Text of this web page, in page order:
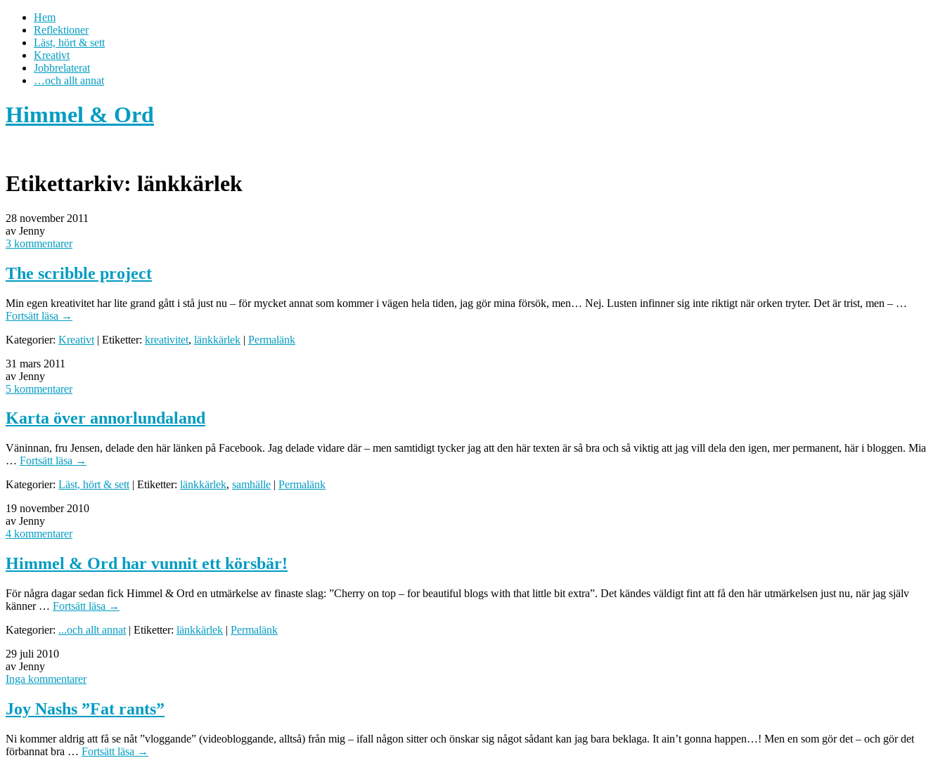
Hem
Reflektioner
Läst, hört & sett
Kreativt
Jobbrelaterat
…och allt annat
Himmel & Ord
Etikettarkiv: länkkärlek
28 november 2011
av Jenny
3 kommentarer
The scribble project
Min egen kreativitet har lite grand gått i stå just nu – för mycket annat som kommer i vägen hela tiden, jag gör mina försök, men… Nej. Lusten infinner sig inte riktigt när orken tryter. Det är trist, men – …
Fortsätt läsa →
Kategorier: Kreativt | Etiketter: kreativitet, länkkärlek | Permalänk
31 mars 2011
av Jenny
5 kommentarer
Karta över annorlundaland
Väninnan, fru Jensen, delade den här länken på Facebook. Jag delade vidare där – men samtidigt tycker jag att den här texten är så bra och så viktig att jag vill dela den igen, mer permanent, här i bloggen. Mia
… Fortsätt läsa →
Kategorier: Läst, hört & sett | Etiketter: länkkärlek, samhälle | Permalänk
19 november 2010
av Jenny
4 kommentarer
Himmel & Ord har vunnit ett körsbär!
För några dagar sedan fick Himmel & Ord en utmärkelse av finaste slag: ”Cherry on top – for beautiful blogs with that little bit extra”. Det kändes väldigt fint att få den här utmärkelsen just nu, när jag själv
känner … Fortsätt läsa →
Kategorier: ...och allt annat | Etiketter: länkkärlek | Permalänk
29 juli 2010
av Jenny
Inga kommentarer
Joy Nashs ”Fat rants”
Ni kommer aldrig att få se nåt ”vloggande” (videobloggande, alltså) från mig – ifall någon sitter och önskar sig något sådant kan jag bara beklaga. It ain’t gonna happen…! Men en som gör det – och gör det
förbannat bra … Fortsätt läsa →